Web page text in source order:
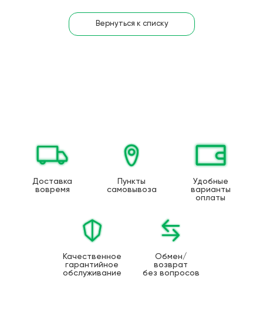
Вернуться к списку
Доставка
вовремя
Пункты
самовывоза
Удобные
варианты
оплаты
Качественное
гарантийное
обслуживание
Обмен/
возврат
без вопросов